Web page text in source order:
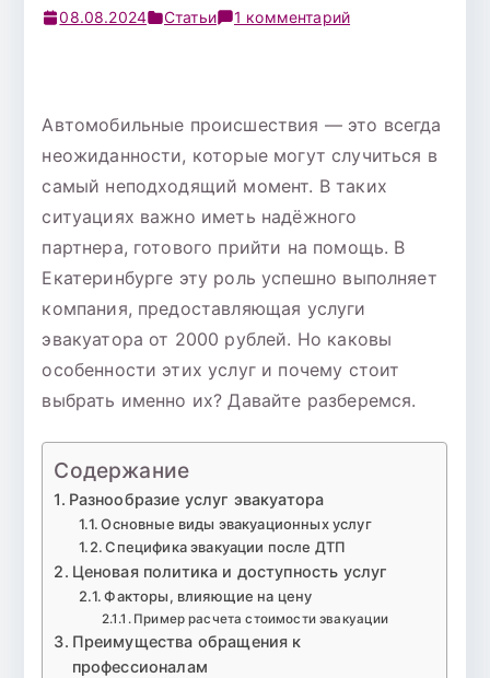
08.08.2024 Статьи 1 комментарийк
Екатеринбурге:
Надёжные
услуги
цене
Автомобильные происшествия — это всегда
неожиданности, которые могут случиться в
самый неподходящий момент. В таких
ситуациях важно иметь надёжного
партнера, готового прийти на помощь. В
Екатеринбурге эту роль успешно выполняет
компания, предоставляющая услуги
эвакуатора от 2000 рублей. Но каковы
особенности этих услуг и почему стоит
выбрать именно их? Давайте разберемся.
Содержание
Разнообразие услуг эвакуатора
Основные виды эвакуационных услуг
Специфика эвакуации после ДТП
Ценовая политика и доступность услуг
Факторы, влияющие на цену
Пример расчета стоимости эвакуации
Преимущества обращения к
профессионалам